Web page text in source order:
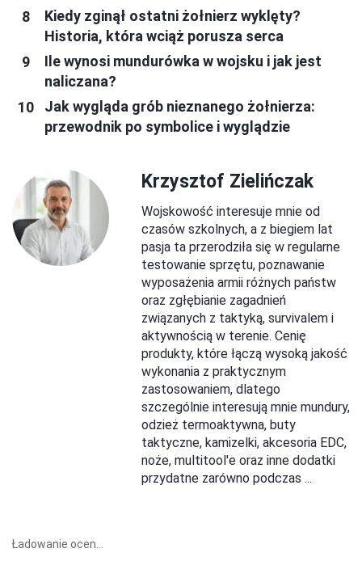
Kiedy zginął ostatni żołnierz wyklęty?
Historia, która wciąż porusza serca
Ile wynosi mundurówka w wojsku i jak jest
naliczana?
Jak wygląda grób nieznanego żołnierza:
przewodnik po symbolice i wyglądzie
Krzysztof Zielińczak
Wojskowość interesuje mnie od
czasów szkolnych, a z biegiem lat
pasja ta przerodziła się w regularne
testowanie sprzętu, poznawanie
wyposażenia armii różnych państw
oraz zgłębianie zagadnień
związanych z taktyką, survivalem i
aktywnością w terenie. Cenię
produkty, które łączą wysoką jakość
wykonania z praktycznym
zastosowaniem, dlatego
szczególnie interesują mnie mundury,
odzież termoaktywna, buty
taktyczne, kamizelki, akcesoria EDC,
noże, multitool'e oraz inne dodatki
przydatne zarówno podczas ...
Ładowanie ocen...